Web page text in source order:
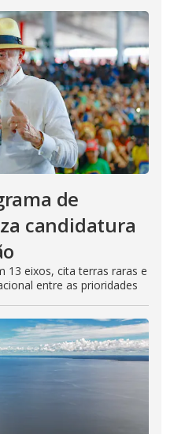
de
candidatura
13 eixos, cita terras raras e
entre as prioridades